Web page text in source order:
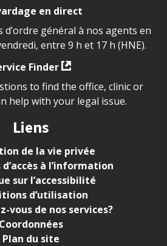
en direct
d’ordre général à nos agents en
entre 9 h et 17 h (HNE).
Finder
to find the office, clinic or
help with your legal issue.
Liens
de la vie privée
à l’information
sur l’accessibilité
d’utilisation
vous de nos services?
Coordonnées
Plan du site